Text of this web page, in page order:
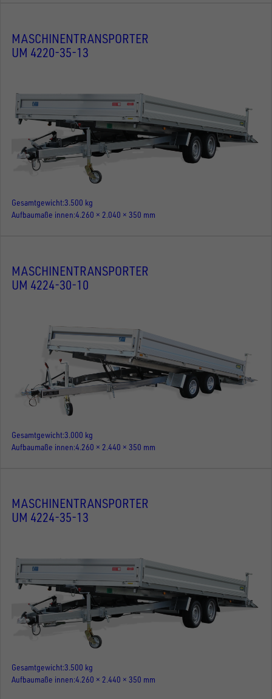
MASCHINENTRANSPORTER
UM 4220-35-13
Gesamtgewicht3.500 kg
Aufbaumaße innen 4.260 × 2.040 × 350 mm
MASCHINENTRANSPORTER
UM 4224-30-10
Gesamtgewicht3.000 kg
Aufbaumaße innen 4.260 × 2.440 × 350 mm
MASCHINENTRANSPORTER
UM 4224-35-13
Gesamtgewicht3.500 kg
Aufbaumaße innen 4.260 × 2.440 × 350 mm